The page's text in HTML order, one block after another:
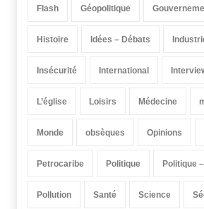
Flash Géopolitique
Histoire Idées – Débats
Insécurité International
L’église Loisirs Médecine
Monde obsèques Opinions
Petrocaribe Politique Politique
Pollution Santé Science